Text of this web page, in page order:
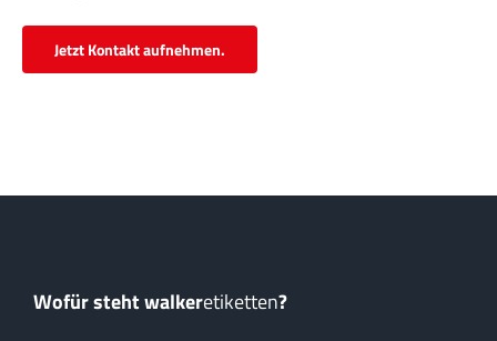
Jetzt Kontakt aufnehmen.
Wofür steht walkeretiketten?